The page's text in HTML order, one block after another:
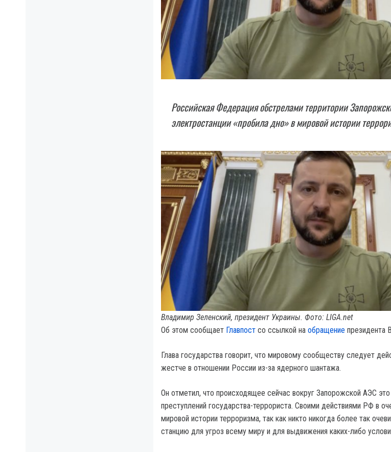
Российская Федерация обстрелами территории
электростанции «пробила дно» в мировой истории
Владимир Зеленский, президент Украины. Фото: LIGA.net
Об этом сообщает Главпост со ссылкой на обращение президента
Глава государства говорит, что мировому сообществу следует
жестче в отношении России из-за ядерного шантажа.
Он отметил, что происходящее сейчас вокруг Запорожской АЭС
преступлений государства-террориста. Своими действиями РФ в
мировой истории терроризма, так как никто никогда более так
станцию для угроз всему миру и для выдвижения каких-либо